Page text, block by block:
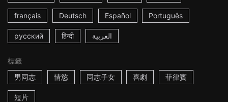
français Deutsch Español Português
русский हिन्दी العربية
標籤
男同志
情慾 同志子女 喜劇 菲律賓
短片